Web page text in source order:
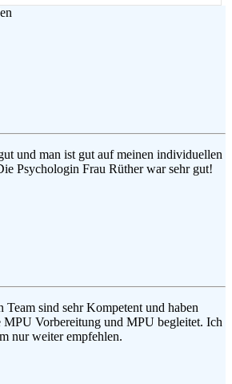
und man ist gut auf meinen individuellen
Psychologin Frau Rüther war sehr gut!
Team sind sehr Kompetent und haben
MPU Vorbereitung und MPU begleitet. Ich
nur weiter empfehlen.